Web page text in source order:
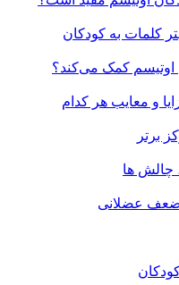
کلمات به کودکان
چالش ها
ضعف عضلانی